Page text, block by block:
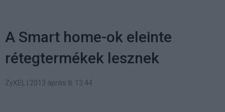
A Smart home-ok eleinte
rétegtermékek lesznek
ZyXEL 2013 április 8. 13:44